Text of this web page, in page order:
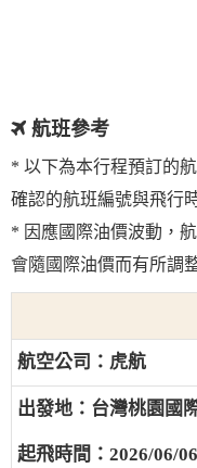
航班參考
* 以下為本行程預訂的
確認的航班編號與飛行
* 因應國際油價波動，
會隨國際油價而有所調
虎航
台灣桃園國
2026/06/